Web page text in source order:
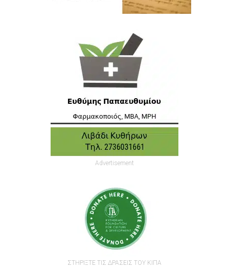
Advertisement
ΣΤΗΡΙΞΤΕ ΤΙΣ ΔΡΑΣΕΙΣ ΤΟΥ ΚΙΠΑ